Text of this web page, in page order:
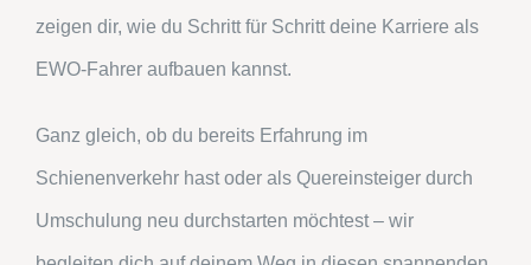
zeigen dir, wie du Schritt für Schritt deine Karriere als
EWO-Fahrer aufbauen kannst.
Ganz gleich, ob du bereits Erfahrung im
Schienenverkehr hast oder als Quereinsteiger durch
Umschulung neu durchstarten möchtest – wir